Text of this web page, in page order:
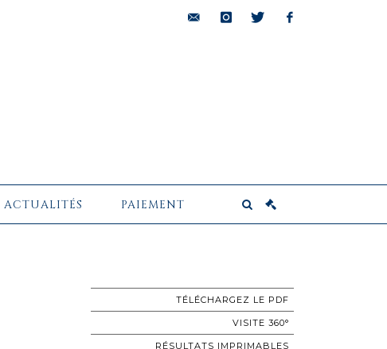
ACTUALITÉS PAIEMENT
TÉLÉCHARGEZ LE PDF
VISITE 360°
RÉSULTATS IMPRIMABLES